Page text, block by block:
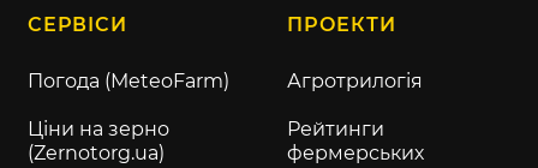
СЕРВІСИ
Погода (MeteoFarm)
Ціни на зерно
(Zernotorg.ua)
ПРОЕКТИ
Агротрилогія
Рейтинги
фермерських